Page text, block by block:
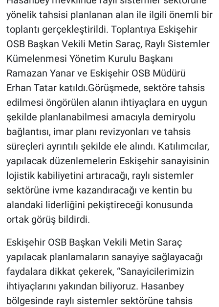
yönelik tahsisi planlanan alan ile ilgili önemli bir
toplantı gerçekleştirildi. Toplantıya Eskişehir
OSB Başkan Vekili Metin Saraç, Raylı Sistemler
Kümelenmesi Yönetim Kurulu Başkanı
Ramazan Yanar ve Eskişehir OSB Müdürü
Erhan Tatar katıldı.Görüşmede, sektöre tahsis
edilmesi öngörülen alanın ihtiyaçlara en uygun
şekilde planlanabilmesi amacıyla demiryolu
bağlantısı, imar planı revizyonları ve tahsis
süreçleri ayrıntılı şekilde ele alındı. Katılımcılar,
yapılacak düzenlemelerin Eskişehir sanayisinin
lojistik kabiliyetini artıracağı, raylı sistemler
sektörüne ivme kazandıracağı ve kentin bu
alandaki liderliğini pekiştireceği konusunda
ortak görüş bildirdi.
Eskişehir OSB Başkan Vekili Metin Saraç
yapılacak planlamaların sanayiye sağlayacağı
faydalara dikkat çekerek, “Sanayicilerimizin
ihtiyaçlarını yakından biliyoruz. Hasanbey
bölgesinde raylı sistemler sektörüne tahsis